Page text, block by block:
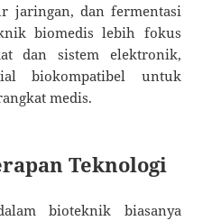
jaringan, dan fermentasi
biomedis lebih fokus
dan sistem elektronik,
biokompatibel untuk
medis.
Teknologi
bioteknik biasanya